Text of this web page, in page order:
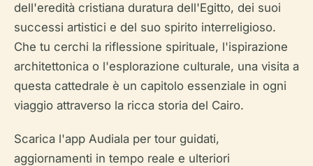
dell'eredità cristiana duratura dell'Egitto, dei suoi
successi artistici e del suo spirito interreligioso.
Che tu cerchi la riflessione spirituale, l'ispirazione
architettonica o l'esplorazione culturale, una visita a
questa cattedrale è un capitolo essenziale in ogni
viaggio attraverso la ricca storia del Cairo.
Scarica l'app Audiala per tour guidati,
aggiornamenti in tempo reale e ulteriori